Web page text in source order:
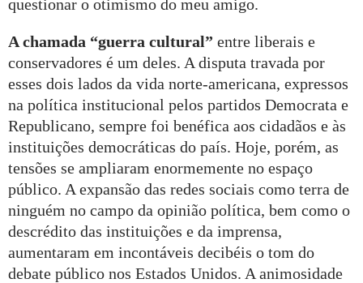
questionar o otimismo do meu amigo.
A chamada “guerra cultural” entre liberais e
conservadores é um deles. A disputa travada por
esses dois lados da vida norte-americana, expressos
na política institucional pelos partidos Democrata e
Republicano, sempre foi benéfica aos cidadãos e às
instituições democráticas do país. Hoje, porém, as
tensões se ampliaram enormemente no espaço
público. A expansão das redes sociais como terra de
ninguém no campo da opinião política, bem como o
descrédito das instituições e da imprensa,
aumentaram em incontáveis decibéis o tom do
debate público nos Estados Unidos. A animosidade